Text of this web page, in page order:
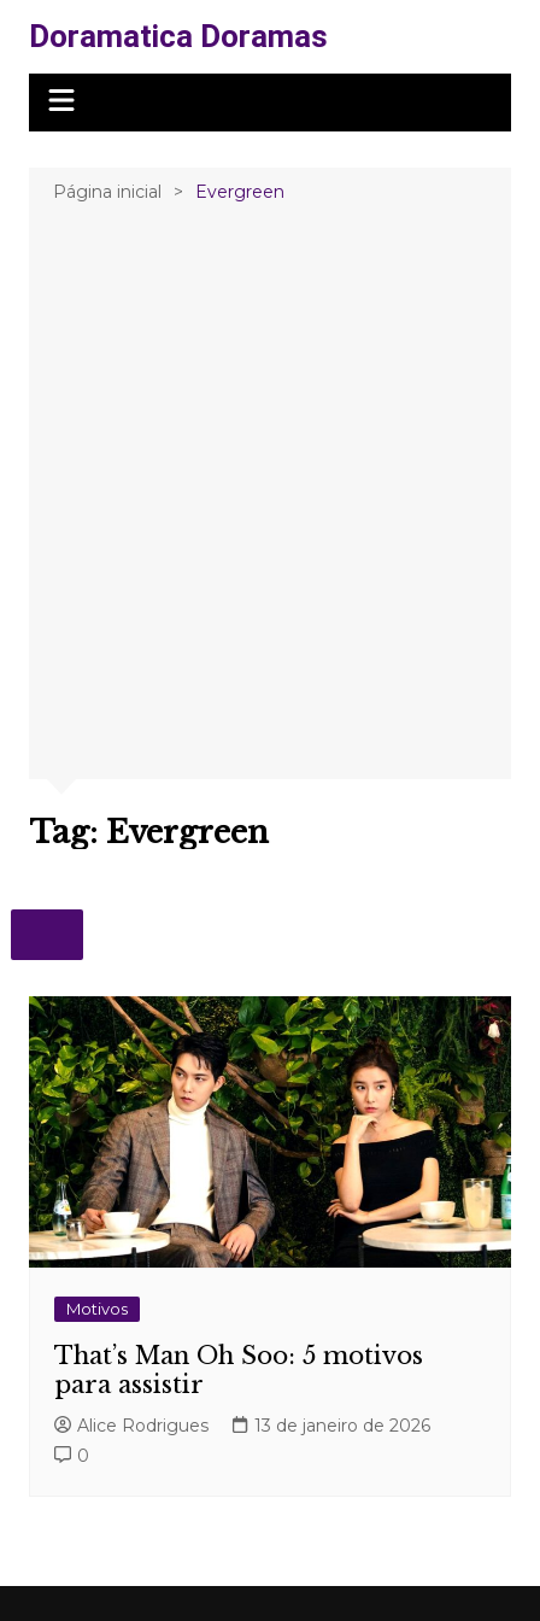
para
conteúdo
Doramatica Doramas
Página inicial Evergreen
Tag: Evergreen
Motivos
That’s Man Oh Soo: 5 motivos
para assistir
Alice Rodrigues
13 de janeiro de 2026
0